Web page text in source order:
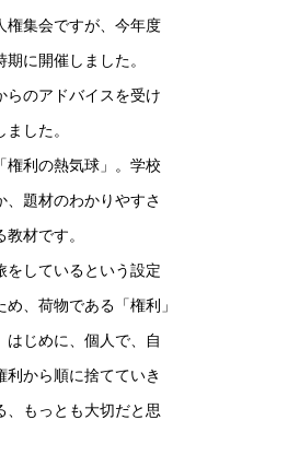
権集会ですが、今年度
に開催しました。
らのアドバイスを受け
した。
権利の熱気球」。学校
題材のわかりやすさ
材です。
をしているという設定
、荷物である「権利」
はじめに、個人で、自
から順に捨てていき
、もっとも大切だと思